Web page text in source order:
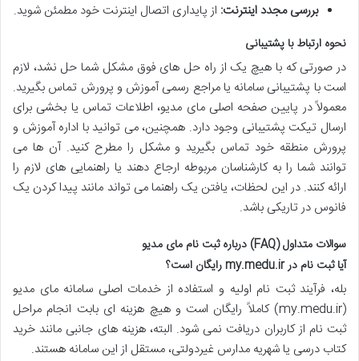
بررسی مجدد اینترنت: از پایداری اتصال اینترنت خود مطمئن شوید.
نحوه ارتباط با پشتیبانی
در صورتی که با هیچ یک از راه حل های فوق مشکل شما حل نشد، لازم
است با پشتیبانی سامانه یا مراجع رسمی آموزش و پرورش تماس بگیرید.
معمولاً در پایین صفحه اصلی مای مدیو، اطلاعات تماس یا بخشی برای
ارسال تیکت پشتیبانی وجود دارد. همچنین، می توانید با اداره آموزش و
پرورش منطقه خود تماس بگیرید و مشکل را مطرح کنید. آن ها می
توانند شما را به کارشناسان مربوطه ارجاع دهند یا راهنمایی های لازم را
ارائه کنند. در این لحظات، یافتن یک راهنما می تواند مانند پیدا کردن یک
فانوس در تاریکی باشد.
سوالات متداول (FAQ) درباره ثبت نام مای مدیو
آیا ثبت نام در my.medu.ir رایگان است؟
بله، فرآیند ثبت نام اولیه و استفاده از خدمات اصلی سامانه مای مدیو
(my.medu.ir) کاملاً رایگان است و هیچ هزینه ای بابت انجام مراحل
ثبت نام از کاربران دریافت نمی شود. البته، هزینه های جانبی مانند خرید
کتاب درسی یا شهریه مدارس غیردولتی، مستقل از این سامانه هستند.